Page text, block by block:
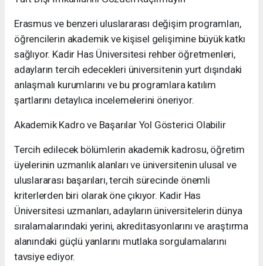
Erasmus ve benzeri uluslararası değişim programları,
öğrencilerin akademik ve kişisel gelişimine büyük katkı
sağlıyor. Kadir Has Üniversitesi rehber öğretmenleri,
adayların tercih edecekleri üniversitenin yurt dışındaki
anlaşmalı kurumlarını ve bu programlara katılım
şartlarını detaylıca incelemelerini öneriyor.
Akademik Kadro ve Başarılar Yol Gösterici Olabilir
Tercih edilecek bölümlerin akademik kadrosu, öğretim
üyelerinin uzmanlık alanları ve üniversitenin ulusal ve
uluslararası başarıları, tercih sürecinde önemli
kriterlerden biri olarak öne çıkıyor. Kadir Has
Üniversitesi uzmanları, adayların üniversitelerin dünya
sıralamalarındaki yerini, akreditasyonlarını ve araştırma
alanındaki güçlü yanlarını mutlaka sorgulamalarını
tavsiye ediyor.